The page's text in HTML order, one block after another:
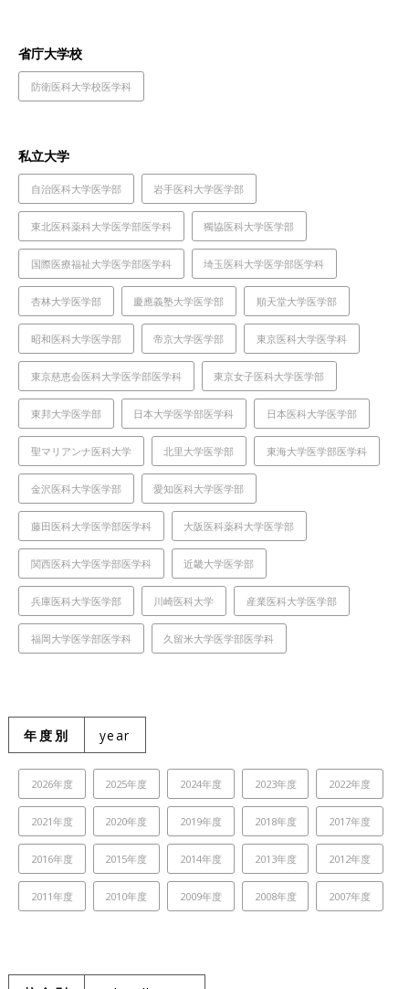
省庁大学校
防衛医科大学校医学科
私立大学
自治医科大学医学部 岩手医科大学医学部
東北医科薬科大学医学部医学科 獨協医科大学医学部
国際医療福祉大学医学部医学科 埼玉医科大学医学部医学科
杏林大学医学部 慶應義塾大学医学部 順天堂大学医学部
昭和医科大学医学部 帝京大学医学部 東京医科大学医学科
東京慈恵会医科大学医学部医学科 東京女子医科大学医学部
東邦大学医学部 日本大学医学部医学科 日本医科大学医学部
聖マリアンナ医科大学 北里大学医学部 東海大学医学部医学科
金沢医科大学医学部 愛知医科大学医学部
藤田医科大学医学部医学科 大阪医科薬科大学医学部
関西医科大学医学部医学科 近畿大学医学部
兵庫医科大学医学部 川崎医科大学 産業医科大学医学部
福岡大学医学部医学科 久留米大学医学部医学科
年度別 year
2026年度 2025年度 2024年度 2023年度 2022年度
2021年度 2020年度 2019年度 2018年度 2017年度
2016年度 2015年度 2014年度 2013年度 2012年度
2011年度 2010年度 2009年度 2008年度 2007年度